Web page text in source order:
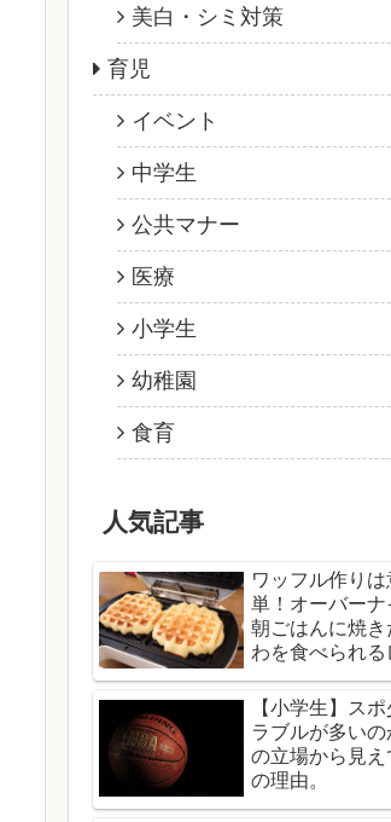
美白・シミ対策
育児
イベント
中学生
公共マナー
医療
小学生
幼稚園
食育
人気記事
ワッフル作り
単！オーバー
朝ごはんに焼き
わを食べられる
【小学生】ス
ラブルが多い
の立場から見え
の理由。